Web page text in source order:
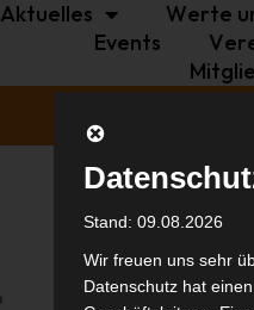
Aktuelles Werte
Events
Stand: 09.08.2026
Wir freuen uns sehr
Datenschutz hat